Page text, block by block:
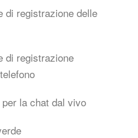
di registrazione delle
di registrazione
la chat dal vivo